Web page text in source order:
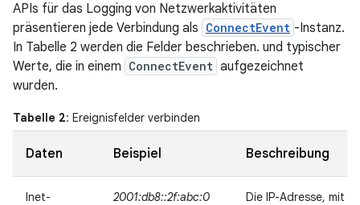
APIs für das Logging von Netzwerkaktivitäten
präsentieren jede Verbindung als ConnectEvent -Instanz.
In Tabelle 2 werden die Felder beschrieben. und typischer
Werte, die in einem ConnectEvent aufgezeichnet
wurden.
Tabelle 2: Ereignisfelder verbinden
Daten Beispiel Beschreibung
Inet-
2001:db8::2f:abc:0
Die IP-Adresse, mit